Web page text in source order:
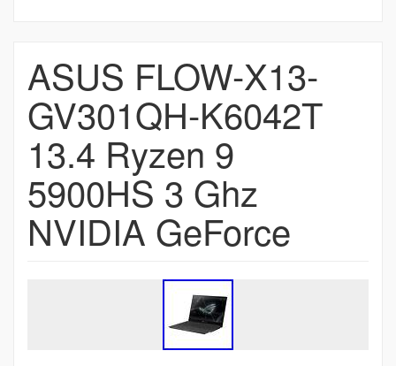
ASUS FLOW-X13-
GV301QH-K6042T
13.4 Ryzen 9
5900HS 3 Ghz
NVIDIA GeForce